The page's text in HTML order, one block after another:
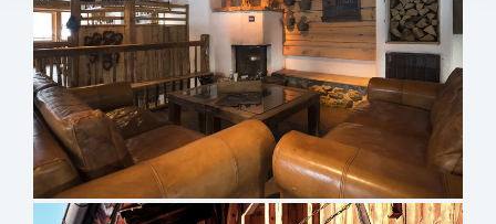
sr.lightbox.Bild vergrößern